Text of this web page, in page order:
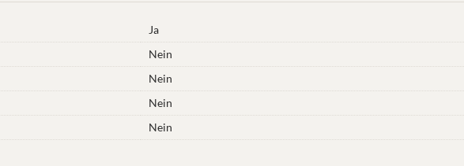
Ja
Nein
Nein
Nein
Nein